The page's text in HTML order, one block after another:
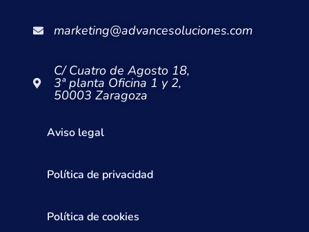
marketing@advancesoluciones.com
C/ Cuatro de Agosto 18,
3ª planta Oficina 1 y 2,
50003 Zaragoza
Aviso legal
Política de privacidad
Política de cookies